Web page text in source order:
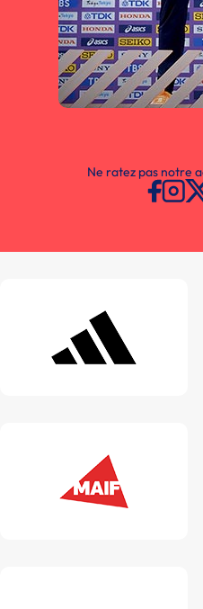
Ne ratez pas notre